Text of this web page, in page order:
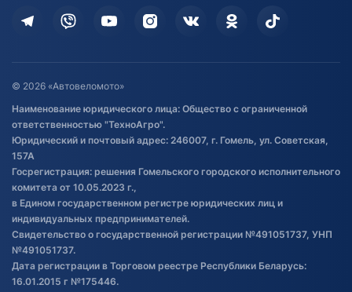
Дополнительные услуги
Оставить отзыв
Договор публичной оферты
Обработка файлов cookie
Постановка транспорта на учет
Обновления в ЭПТС 2024
© 2026 «Автовеломото»
Наименование юридического лица: Общество с ограниченной
ответственностью "ТехноАгро".
Юридический и почтовый адрес: 246007, г. Гомель, ул. Советская,
157А
Госрегистрация: решения Гомельского городского исполнительного
комитета от 10.05.2023 г.,
в Едином государственном регистре юридических лиц и
индивидуальных предпринимателей.
Свидетельство о государственной регистрации №491051737, УНП
№491051737.
Дата регистрации в Торговом реестре Республики Беларусь:
16.01.2015 г №175446.